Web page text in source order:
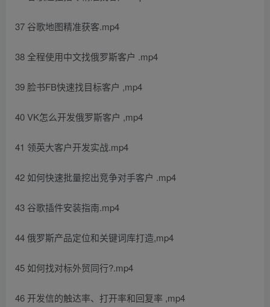
37 谷歌地图精准获客.mp4
38 全程使用中文找俄罗斯客户 .mp4
39 脸书FB快速找目标客户 ,mp4
40 VK怎么开发俄罗斯客户 ,mp4
41 领英大客户开发实战.mp4
42 如何快速批量挖出竞争对手客户 .mp4
43 谷歌插件安装指南.mp4
44 俄罗斯产品定位和关键词库打造,mp4
45 如何找对标外贸同行?.mp4
46 开发信的触达率、打开率和回复率 ,mp4